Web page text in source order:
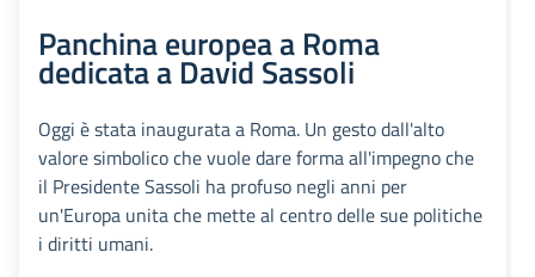
Panchina europea a Roma
dedicata a David Sassoli
Oggi è stata inaugurata a Roma. Un gesto dall'alto
valore simbolico che vuole dare forma all'impegno che
il Presidente Sassoli ha profuso negli anni per
un'Europa unita che mette al centro delle sue politiche
i diritti umani.